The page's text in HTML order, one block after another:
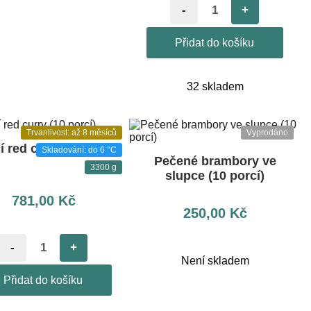
- +
Přidat do košíku
32 skladem
Trvanlivost: až 8 měsíců
Skladování: do 6 °C
3300 g
red curry (10 porcí)
781,00 Kč
- +
Přidat do košíku
Vyprodáno
Pečené brambory ve
slupce (10 porcí)
250,00 Kč
Není skladem